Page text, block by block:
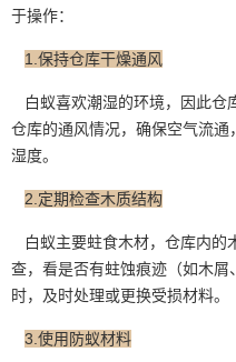
于操作：
1.保持仓库干燥通风
白蚁喜欢潮湿的环境，因此仓
仓库的通风情况，确保空气流
湿度。
2.定期检查木质结构
白蚁主要蛀食木材，仓库内的
查，看是否有蛀蚀痕迹（如木
时，及时处理或更换受损材料。
3.使用防蚁材料